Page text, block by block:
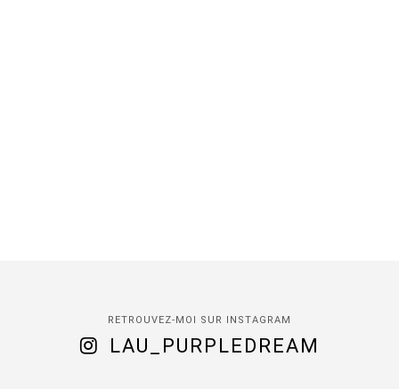
RETROUVEZ-MOI SUR INSTAGRAM
LAU_PURPLEDREAM